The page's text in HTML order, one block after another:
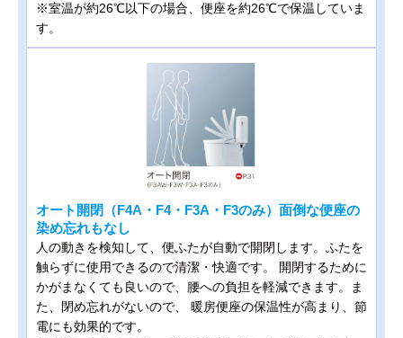
※室温が約26℃以下の場合、便座を約26℃で保温していま
す。
オート開閉（F4A・F4・F3A・F3のみ）面倒な便座の
染め忘れもなし
人の動きを検知して、便ふたが自動で開閉します。ふたを
触らずに使用できるので清潔・快適です。 開閉するために
かがまなくても良いので、腰への負担を軽減できます。ま
た、閉め忘れがないので、 暖房便座の保温性が高まり、節
電にも効果的です。